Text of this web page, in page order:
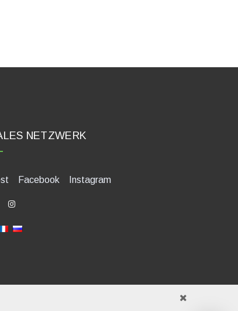
NETZWERK
Facebook Instagram